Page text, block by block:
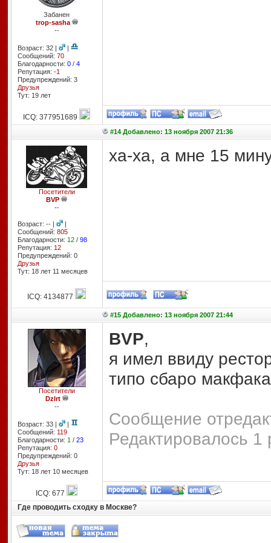
Забанен
trop-sasha
--
Возраст: 32 |
|
Сообщений: 70
Благодарности: 0/ 4
Репутация: -1
Предупреждений: 3
Друзья
Тут: 19 лет
ICQ: 377951689
#14 Добавлено: 13 ноября 2007 21:36
Посетители
BVP
--
Возраст: -- |
|
Сообщений: 805
Благодарности: 12/ 98
Репутация: 12
Предупреждений: 0
Друзья
Тут: 18 лет 11 месяцев
ха-ха, а мне 15
ICQ: 4134877
#15 Добавлено: 13 ноября 2007 21:44
Посетители
Dzlrt
--
Возраст: 33 |
|
Сообщений: 119
Благодарности: 1 / 23
Репутация: 0
Предупреждений: 0
Друзья
Тут: 18 лет 10 месяцев
BVP,
я имел ввиду
типо сбаро
Сообщение
Редактировалось 1
ICQ: 677
Где проводить сходку в Москве?